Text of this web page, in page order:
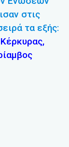
στις
τα εξής: